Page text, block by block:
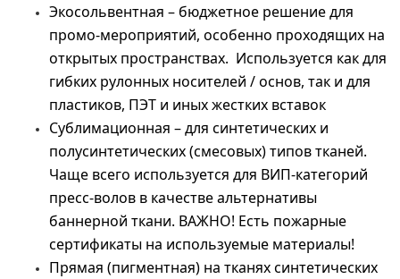
Экосольвентная – бюджетное решение для
промо-мероприятий, особенно проходящих на
открытых пространствах. Используется как для
гибких рулонных носителей / основ, так и для
пластиков, ПЭТ и иных жестких вставок
Сублимационная – для синтетических и
полусинтетических (смесовых) типов тканей.
Чаще всего используется для ВИП-категорий
пресс-волов в качестве альтернативы
баннерной ткани. ВАЖНО! Есть пожарные
сертификаты на используемые материалы!
Прямая (пигментная) на тканях синтетических